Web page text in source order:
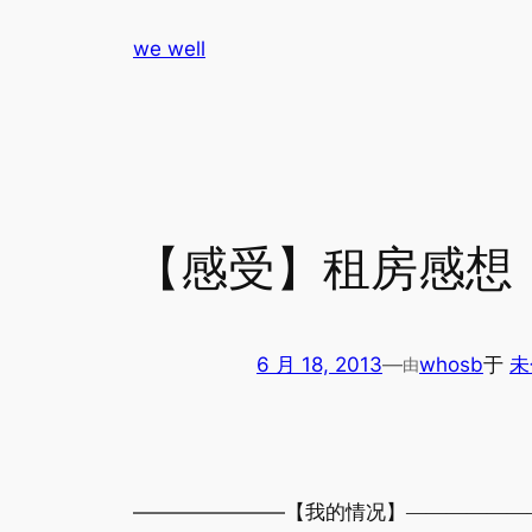
we well
【感受】租房感想
6 月 18, 2013—由whosb于
———————— 【我的情况】